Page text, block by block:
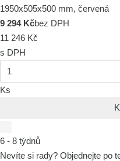
1950x505x500 mm, červená
9 294 Kčbez DPH
11 246 Kč
s DPH
Ks
6 - 8 týdnů
Nevíte si rady? Objednejte po